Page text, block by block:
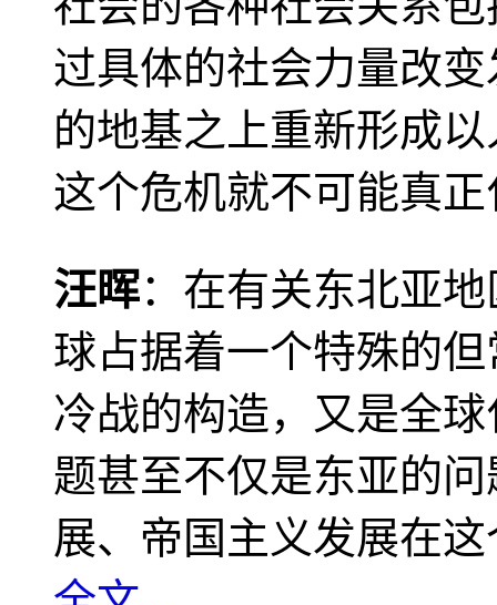
过具体的社会力量改
的地基之上重新形成
这个危机就不可能真
汪晖：在有关东北亚
球占据着一个特殊的
冷战的构造，又是全
题甚至不仅是东亚的
展、帝国主义发展在